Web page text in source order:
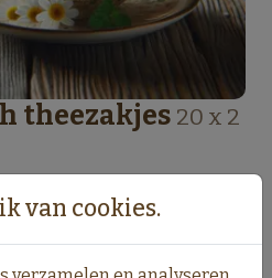
theezakjes 20 x 2
aangenaam extract van
van cookies.